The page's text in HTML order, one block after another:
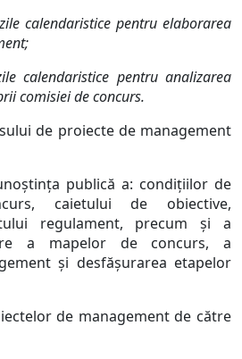
calendaristice pentru elaborarea
pentru analizarea
comisiei de concurs.
de proiecte de management
publică a: condiţiilor de
caietului de obiective,
regulament, precum şi a
a mapelor de concurs, a
şi desfăşurarea etapelor
de management de către